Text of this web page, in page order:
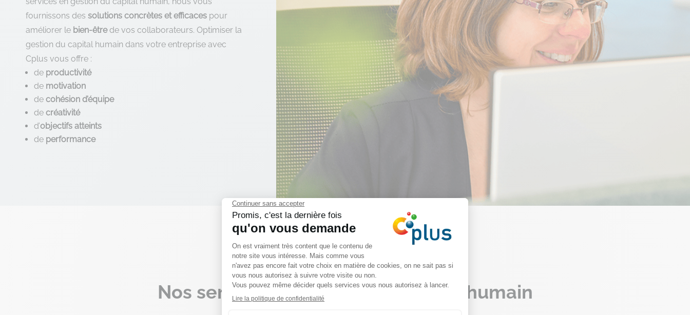
fournissons des solutions concrètes et efficaces pour
améliorer le bien-êtrede vos collaborateurs. Optimiser la
gestion du capital humain dans votre entreprise avec
Cplus vous offre :
de productivité
de motivation
de cohésion d’équipe
de créativité
d’objectifs atteints
de performance
Nos services en gestion du capital humain